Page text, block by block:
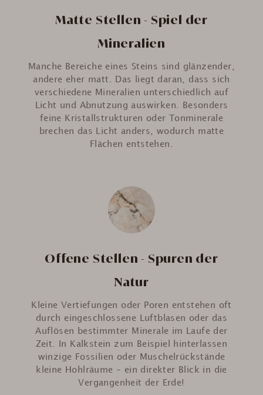
Matte Stellen - Spiel der
Mineralien
Manche Bereiche eines Steins sind glänzender,
andere eher matt. Das liegt daran, dass sich
verschiedene Mineralien unterschiedlich auf
Licht und Abnutzung auswirken. Besonders
feine Kristallstrukturen oder Tonminerale
brechen das Licht anders, wodurch matte
Flächen entstehen.
Offene Stellen - Spuren der
Natur
Kleine Vertiefungen oder Poren entstehen oft
durch eingeschlossene Luftblasen oder das
Auflösen bestimmter Minerale im Laufe der
Zeit. In Kalkstein zum Beispiel hinterlassen
winzige Fossilien oder Muschelrückstände
kleine Hohlräume – ein direkter Blick in die
Vergangenheit der Erde!